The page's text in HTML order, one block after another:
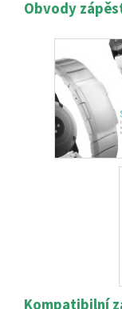
Obvody
Kompatibilní